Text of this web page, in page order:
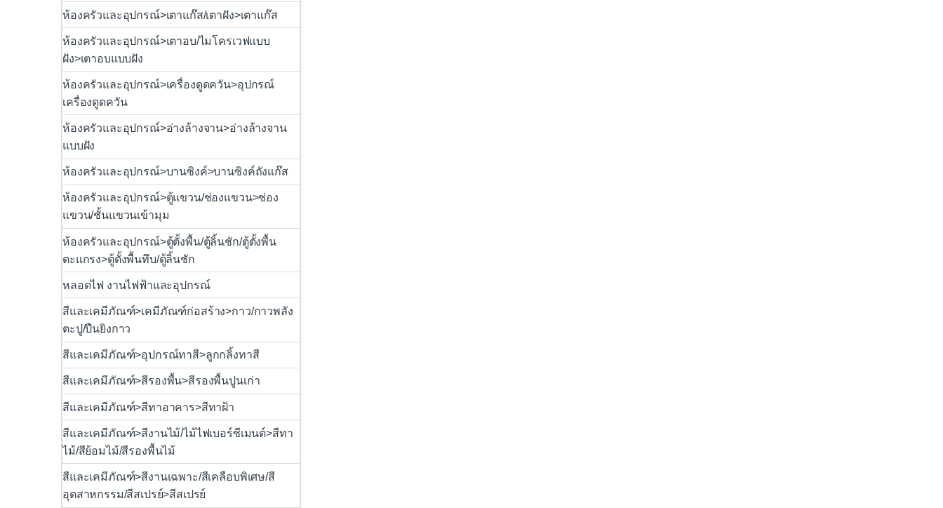
ห้องครัวและอุปกรณ์>เตาแก๊ส/เตาฝัง>เตาแก๊ส
ห้องครัวและอุปกรณ์>เตาอบ/ไมโครเวฟแบบ
ฝัง>เตาอบแบบฝัง
ห้องครัวและอุปกรณ์>เครื่องดูดควัน>อุปกรณ์
เครื่องดูดควัน
ห้องครัวและอุปกรณ์>อ่างล้างจาน>อ่างล้างจาน
แบบฝัง
ห้องครัวและอุปกรณ์>บานซิงค์>บานซิงค์ถังแก๊ส
ห้องครัวและอุปกรณ์>ตู้แขวน/ช่องแขวน>ช่อง
แขวน/ชั้นแขวนเข้ามุม
ห้องครัวและอุปกรณ์>ตู้ตั้งพื้น/ตู้ลิ้นชัก/ตู้ตั้งพื้น
ตะแกรง>ตู้ตั้งพื้นทึบ/ตู้ลิ้นชัก
หลอดไฟ งานไฟฟ้าและอุปกรณ์
สีและเคมีภัณฑ์>เคมีภัณฑ์ก่อสร้าง>กาว/กาวพลัง
ตะปู/ปืนยิงกาว
สีและเคมีภัณฑ์>อุปกรณ์ทาสี>ลูกกลิ้งทาสี
สีและเคมีภัณฑ์>สีรองพื้น>สีรองพื้นปูนเก่า
สีและเคมีภัณฑ์>สีทาอาคาร>สีทาฝ้า
สีและเคมีภัณฑ์>สีงานไม้/ไม้ไฟเบอร์ซีเมนต์>สีทา
ไม้/สีย้อมไม้/สีรองพื้นไม้
สีและเคมีภัณฑ์>สีงานเฉพาะ/สีเคลือบพิเศษ/สี
อุตสาหกรรม/สีสเปรย์>สีสเปรย์